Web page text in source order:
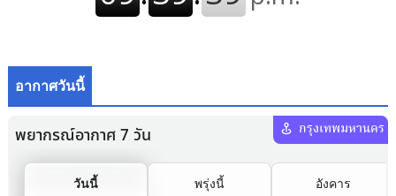
อากาศวันนี้